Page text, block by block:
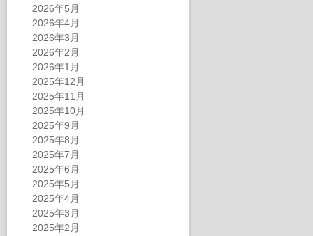
2026年5月
2026年4月
2026年3月
2026年2月
2026年1月
2025年12月
2025年11月
2025年10月
2025年9月
2025年8月
2025年7月
2025年6月
2025年5月
2025年4月
2025年3月
2025年2月